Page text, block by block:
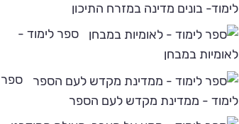
לימוד- בונים מדינה במזרח התיכון
ספר לימוד -
לאומיות במבחן
ספר
לימוד - ממדינת מקדש לעם הספר